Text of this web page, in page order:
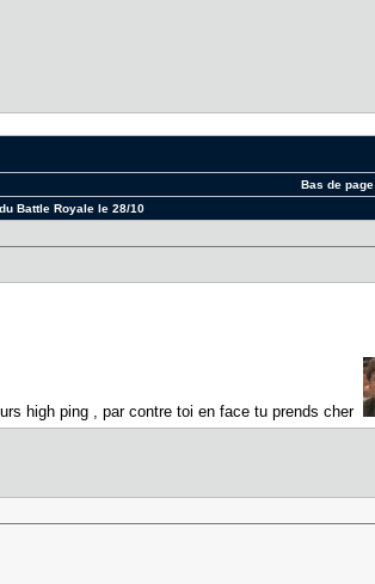
Bas de page
Battle Royale le 28/10
high ping , par contre toi en face tu prends cher